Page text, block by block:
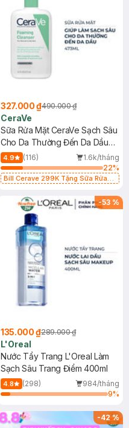
327.000 ₫490.000 ₫
CeraVe
Sữa Rửa Mặt CeraVe Sạch Sâu
Cho Da Thường Đến Da Dầu
473ml
4.9 (116)
1.6k/tháng
22%
Bill Cerave 299K Tặng Sữa Rửa
-53 %
135.000 ₫289.000 ₫
L'Oreal
Nước Tẩy Trang L'Oreal Làm
Sạch Sâu Trang Điểm 400ml
4.8 (298)
984/tháng
9%
-42%